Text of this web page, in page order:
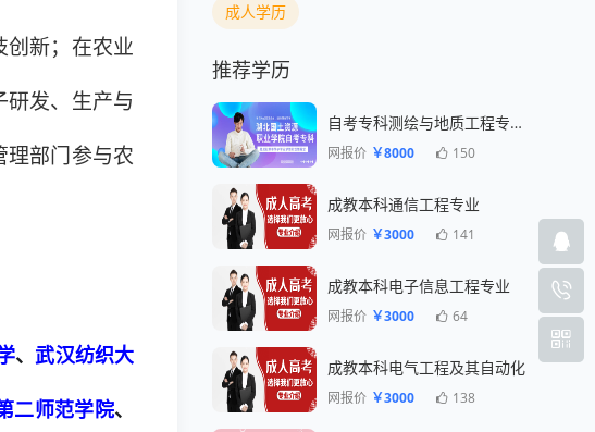
创新；在农业
发、生产与
理部门参与农
、武汉纺织大
二师范学院、
成人学历
推荐学历
自考专科测绘与地质工程专业一年毕业
网报价 ￥8000 150
成教本科通信工程专业
网报价 ￥3000 141
成教本科电子信息工程专业
网报价 ￥3000 64
成教本科电气工程及其自动化
网报价 ￥3000 138